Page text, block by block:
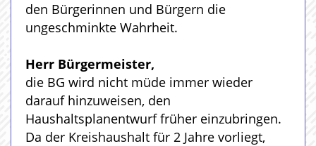
den Bürgerinnen und Bürgern die
ungeschminkte Wahrheit.
Herr Bürgermeister,
die BG wird nicht müde immer wieder
darauf hinzuweisen, den
Haushaltsplanentwurf früher einzubringen.
Da der Kreishaushalt für 2 Jahre vorliegt,